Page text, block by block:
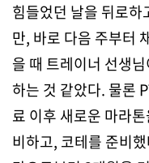
힘들었던 날을 뒤로하
만, 바로 다음 주부터
을 때 트레이너 선생
하는 것 같았다. 물론
료 이후 새로운 마라
비하고, 코테를 준비